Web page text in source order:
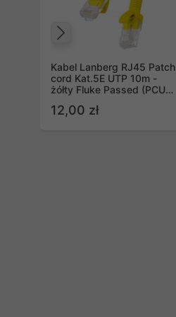
Kabel Lanberg RJ45 Patch
cord Kat.5E UTP 10m -
żółty Fluke Passed (PCU5-
12,00 zł
Poprzedni